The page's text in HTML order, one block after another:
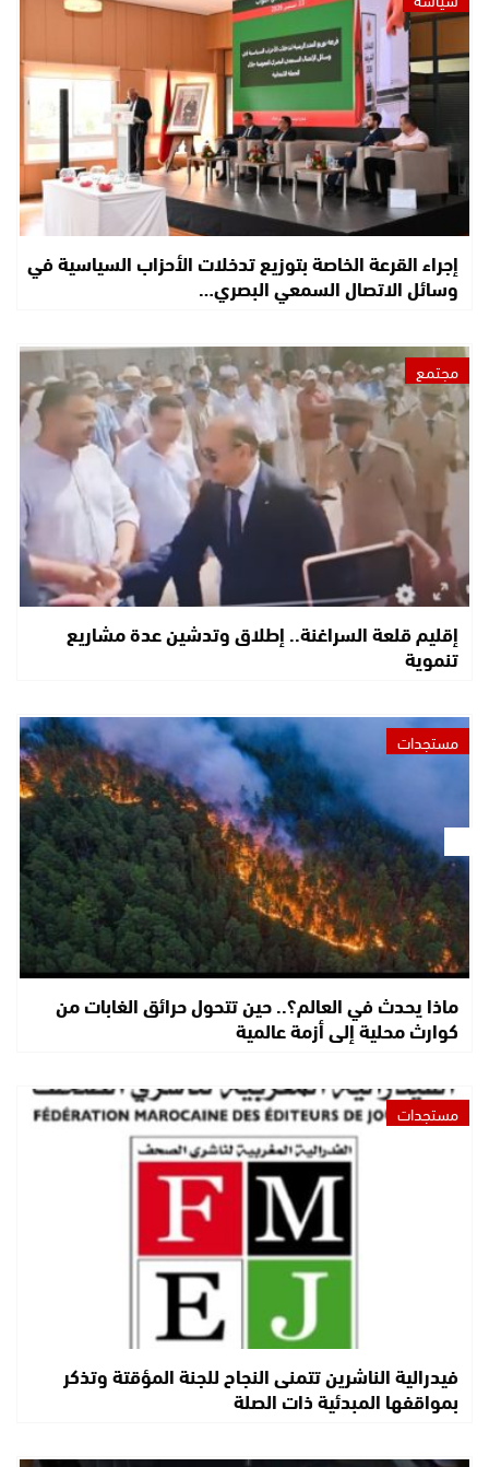
إجراء القرعة الخاصة بتوزيع تدخلات الأحزاب السياسية في
وسائل الاتصال السمعي البصري…
مجتمع
إقليم قلعة السراغنة.. إطلاق وتدشين عدة مشاريع
تنموية
مستجدات
ماذا يحدث في العالم؟.. حين تتحول حرائق الغابات من
كوارث محلية إلى أزمة عالمية
مستجدات
فيدرالية الناشرين تتمنى النجاح للجنة المؤقتة وتذكر
بمواقفها المبدئية ذات الصلة